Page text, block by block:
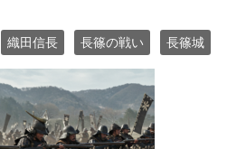
織田信長 長篠の戦い 長篠城